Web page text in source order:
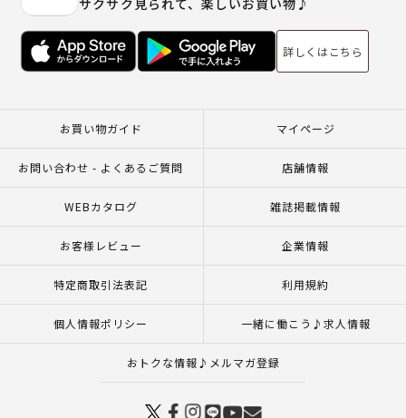
サクサク見られて、楽しいお買い物♪
詳しくはこちら
お買い物ガイド マイページ
お問い合わせ - よくあるご質問 店舗情報
WEBカタログ 雑誌掲載情報
お客様レビュー 企業情報
特定商取引法表記 利用規約
個人情報ポリシー 一緒に働こう♪求人情報
おトクな情報♪メルマガ登録